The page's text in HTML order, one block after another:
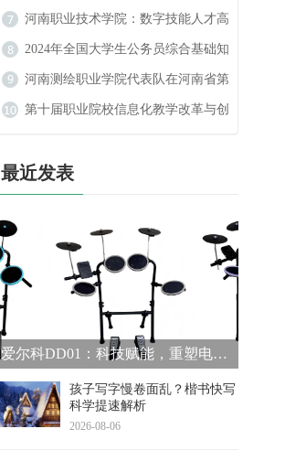
（扩大）民族宗教工作专题学习会
河南职业技术学院：数字技能人才高
地的崛起
2024年全国大学生公务员综合基础知
识大赛
河南测绘职业学院代表队在河南省第
二届学生定向锦标赛中斩获佳绩
第十届职业院校信息化教学改革与创
最近发表
爱尔科DD01：科技赋能，重塑电子鼓演奏新体验
孩子写字慢卷面乱？楷书快写
科学提速解析
2026-08-06